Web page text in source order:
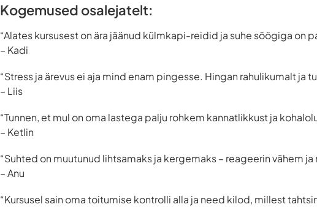
Kogemused osalejatelt:
“Alates kursusest on ära jäänud külmkapi-reidid ja suhe söögiga on
– Kadi
“Stress ja ärevus ei aja mind enam pingesse. Hingan rahulikumalt ja
– Liis
“Tunnen, et mul on oma lastega palju rohkem kannatlikkust ja
– Ketlin
“Suhted on muutunud lihtsamaks ja kergemaks – reageerin vähem
– Anu
“Kursusel sain oma toitumise kontrolli alla ja need kilod, millest